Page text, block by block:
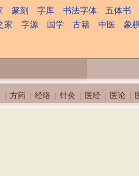
篆刻 字库 书法字体 五体书
家 字源 国学 古籍 中医 象
方药 经络 针灸 医经 医论